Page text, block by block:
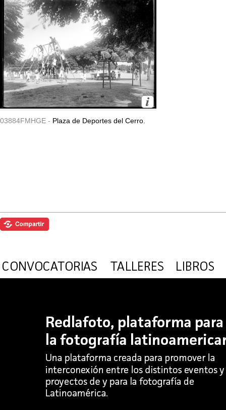
03884FMHGE - Plaza de Deportes del Cerro.